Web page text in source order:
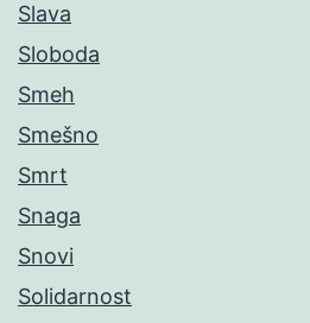
Slava
Sloboda
Smeh
Smešno
Smrt
Snaga
Snovi
Solidarnost